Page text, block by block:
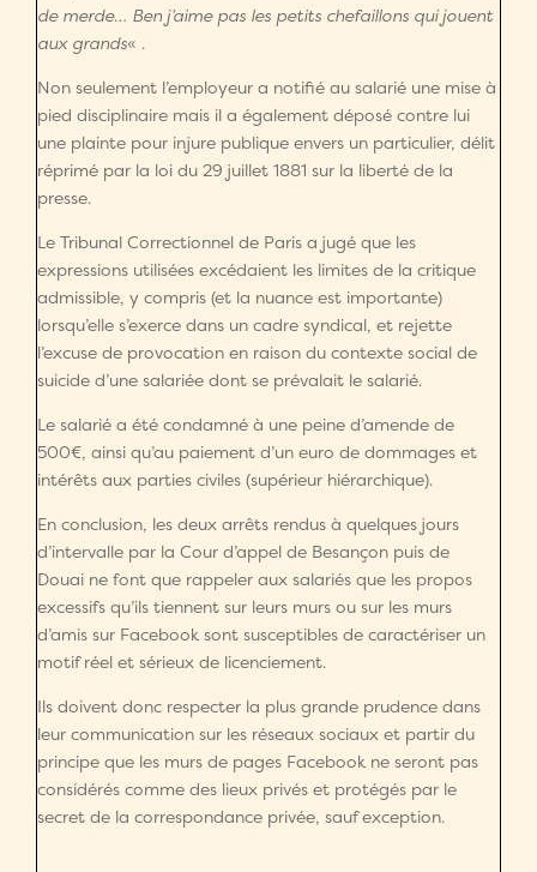
de merde… Ben j’aime pas les petits chefaillons qui jouent
aux grands« .
Non seulement l’employeur a notifié au salarié une mise à
pied disciplinaire mais il a également déposé contre lui
une plainte pour injure publique envers un particulier, délit
réprimé par la loi du 29 juillet 1881 sur la liberté de la
presse.
Le Tribunal Correctionnel de Paris a jugé que les
expressions utilisées excédaient les limites de la critique
admissible, y compris (et la nuance est importante)
lorsqu’elle s’exerce dans un cadre syndical, et rejette
l’excuse de provocation en raison du contexte social de
suicide d’une salariée dont se prévalait le salarié.
Le salarié a été condamné à une peine d’amende de
500€, ainsi qu’au paiement d’un euro de dommages et
intérêts aux parties civiles (supérieur hiérarchique).
En conclusion, les deux arrêts rendus à quelques jours
d’intervalle par la Cour d’appel de Besançon puis de
Douai ne font que rappeler aux salariés que les propos
excessifs qu’ils tiennent sur leurs murs ou sur les murs
d’amis sur Facebook sont susceptibles de caractériser un
motif réel et sérieux de licenciement.
Ils doivent donc respecter la plus grande prudence dans
leur communication sur les réseaux sociaux et partir du
principe que les murs de pages Facebook ne seront pas
considérés comme des lieux privés et protégés par le
secret de la correspondance privée, sauf exception.